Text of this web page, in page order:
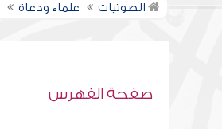
الصوتيات علماء ودعاة
صفحة الفهرس